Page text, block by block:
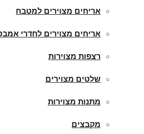
אריחים מצוירים למטבח
אריחים מצוירים לחדרי
רצפות מצוירות
שלטים מצוירים
מתנות מצוירות
מקבצים